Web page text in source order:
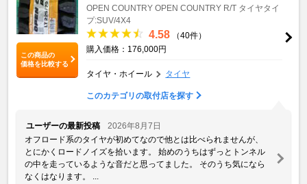
この商品の
価格を比較する
OPEN COUNTRY OPEN COUNTRY R/T タイヤタイ
プ:SUV/4X4
4.58
（40件）
購入価格：176,000円
タイヤ・ホイール タイヤ
このカテゴリの取付店を探す
ユーザーの最新投稿
2026年8月7日
オフロード系のタイヤが初めてなので他とは比べられませんが、
とにかくロードノイズを拾います。 始めのうちはずっとトンネル
の中を走っているような音だと思ってました。 そのうち気になら
なくはなります。 ...